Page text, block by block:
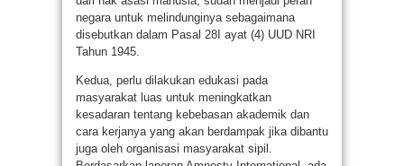
negara untuk melindunginya sebagaimana
disebutkan dalam Pasal 28I ayat (4) UUD NRI
Tahun 1945.
Kedua, perlu dilakukan edukasi pada
masyarakat luas untuk meningkatkan
kesadaran tentang kebebasan akademik dan
cara kerjanya yang akan berdampak jika dibantu
juga oleh organisasi masyarakat sipil.